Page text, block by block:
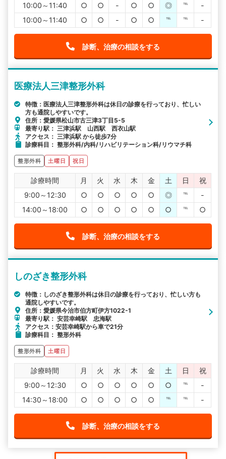
10:00～11:40
○ ○ - ○ ○ ◎ ℡
-
10:00～11:40
○ ○ - ○ ○ ℡ ℡ -
診断、治療の相談をする
医療法人三津整形外科
特徴：医療法人三津整形外科は休日の診療を行っており、忙しい
方も通院しやすいです。
住所：愛媛県松山市古三津3丁目5-5
最寄り駅： 三津浜駅 山西駅 西衣山駅
アクセス： 三津浜駅 から徒歩7分
診療科目： 整形外科/内科/リハビリテーション科/リウマチ科
整形外科 土曜日 祝日
診療時間 月 火 水 木 金 土 日
祝
9:00～12:30
○ ○ ○ ○ ○ ◎ ℡
-
14:00～18:00
○ ○ ○ ○ ○ ○ ℡ ○
診断、治療の相談をする
しのざき整形外科
特徴：しのざき整形外科は休日の診療を行っており、忙しい方も
通院しやすいです。
住所：愛媛県今治市伯方町伊方1022-1
最寄り駅： 安芸幸崎駅 忠海駅
アクセス：安芸幸崎駅から車で21分
診療科目： 整形外科
整形外科 土曜日
診療時間 月 火 水 木 金 土 日
祝
9:00～12:30
○ ○ ○ ○ ○ ○ ℡
-
14:30～18:00
○ ○ ○ ○ ○ ℡ ℡ -
診断、治療の相談をする